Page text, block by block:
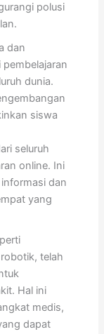
polusi
dan
dunia.
siswa
seluruh
online. Ini
dan
yang
telah
Hal ini
medis,
dapat